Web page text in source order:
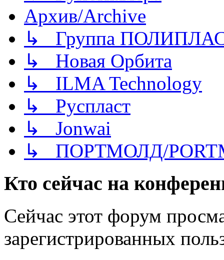
Архив/Archive
↳ Группа
↳ Новая Орбита
↳ ILMA Technology
↳ Руспласт
↳ Jonwai
↳ ПОРТМОЛД/
Кто сейчас на
Сейчас этот форум
зарегистрированных